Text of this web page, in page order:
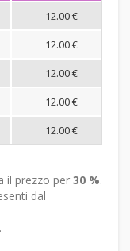
12.00 €
12.00 €
12.00 €
12.00 €
12.00 €
il prezzo per 30 %.
dal